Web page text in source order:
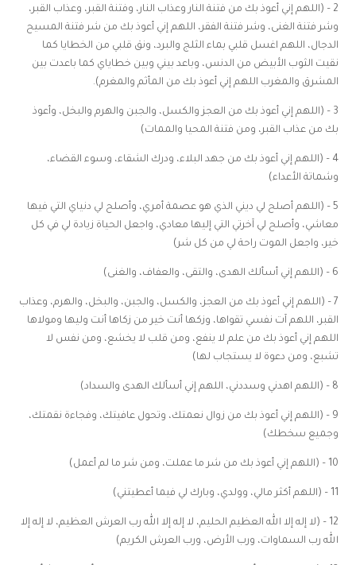
2 – (اللهم إني أعوذ بك من فتنة النار وعذاب النار، وفتنة القبر، وعذاب القبر،
وشر فتنة الغنى، وشر فتنة الفقر، اللهم إني أعوذ بك من شر فتنة المسيح
الدجال، اللهم اغسل قلبي بماء الثلج والبرد، ونق قلبي من الخطايا كما
نقيت الثوب الأبيض من الدنس، وباعد بيني وبين خطاياي كما باعدت بين
المشرق والمغرب اللهم إني أعوذ بك من المأثم والمغرم).
3 – (اللهم إني أعوذ بك من العجز والكسل، والجبن والهرم والبخل، وأعوذ
بك من عذاب القبر، ومن فتنة المحيا والممات)
4 – (اللهم إني أعوذ بك من جهد البلاء، ودرك الشقاء، وسوء القضاء،
وشماتة الأعداء)
5 – (اللهم أصلح لي ديني الذي هو عصمة أمري، وأصلح لي دنياي التي فيها
معاشي، وأصلح لي آخرتي التي إليها معادي، واجعل الحياة زيادة لي في كل
خير، واجعل الموت راحة لي من كل شر)
6 – (اللهم إني أسألك الهدى، والتقى، والعفاف، والغنى)
7 – (اللهم إني أعوذ بك من العجز، والكسل، والجبن، والبخل، والهرم، وعذاب
القبر، اللهم آت نفسي تقواها، وزكها أنت خير من زكاها أنت وليها ومولاها
اللهم إني أعوذ بك من علم لا ينفع، ومن قلب لا يخشع، ومن نفس لا
تشبع، ومن دعوة لا يستجاب لها)
8 – (اللهم اهدني وسددني، اللهم إني أسألك الهدى والسداد)
9 – (اللهم إني أعوذ بك من زوال نعمتك، وتحول عافيتك، وفجاءة نقمتك،
وجميع سخطك)
10 – (اللهم إني أعوذ بك من شر ما عملت، ومن شر ما لم أعمل)
11 – (اللهم أكثر مالي، وولدي، وبارك لي فيما أعطيتني)
12 – (لا إله إلا الله العظيم الحليم، لا إله إلا الله رب العرش العظيم، لا إله إلا
الله رب السماوات، ورب الأرض، ورب العرش الكريم)